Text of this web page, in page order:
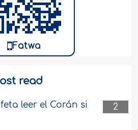
Fatwa
read
2
leer el Corán si